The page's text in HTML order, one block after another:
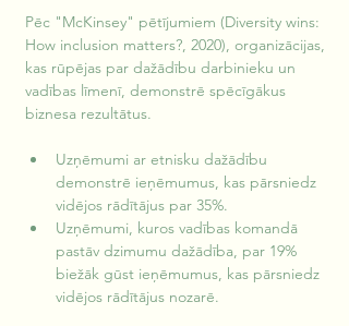
Pēc "McKinsey" pētījumiem (Diversity wins:
How inclusion matters?, 2020), organizācijas,
kas rūpējas par dažādību darbinieku un
vadības līmenī, demonstrē spēcīgākus
biznesa rezultātus.
Uzņēmumi ar etnisku dažādību
demonstrē ieņēmumus, kas pārsniedz
vidējos rādītājus par 35%.
Uzņēmumi, kuros vadības komandā
pastāv dzimumu dažādība, par 19%
biežāk gūst ieņēmumus, kas pārsniedz
vidējos rādītājus nozarē.